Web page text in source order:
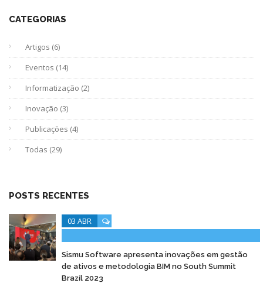
CATEGORIAS
Artigos (6)
Eventos (14)
Informatização (2)
Inovação (3)
Publicações (4)
Todas (29)
POSTS RECENTES
03 ABR
Sismu Software apresenta inovações em gestão
de ativos e metodologia BIM no South Summit
Brazil 2023